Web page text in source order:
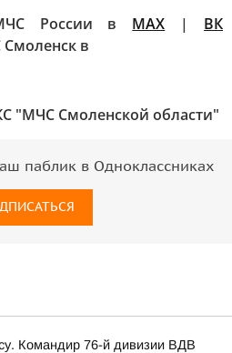
России в MAX | ВК
в
"МЧС Смоленской области"
паблик в Одноклассниках
Командир 76-й дивизии ВДВ